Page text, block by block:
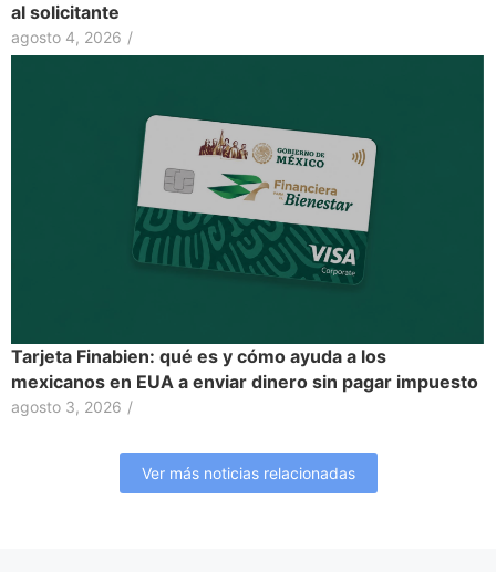
al solicitante
agosto 4, 2026 /
Tarjeta Finabien: qué es y cómo ayuda a los
mexicanos en EUA a enviar dinero sin pagar impuesto
agosto 3, 2026 /
Ver más noticias relacionadas